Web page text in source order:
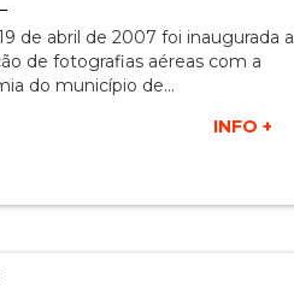
de abril de 2007 foi inaugurada a
de fotografias aéreas com a
do município de…
INFO +